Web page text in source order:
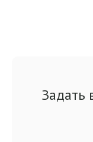
Задать